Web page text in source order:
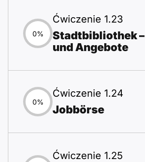
0%
Ćwiczenie 1.23
Stadtbibliothek –
und Angebote
0%
Ćwiczenie 1.24
Jobbörse
Ćwiczenie 1.25